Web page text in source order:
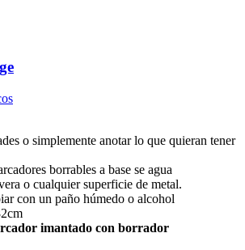
o simplemente anotar lo que quieran tener
borrables a base se agua
o cualquier superficie de metal.
con un paño húmedo o alcohol
imantado con borrador